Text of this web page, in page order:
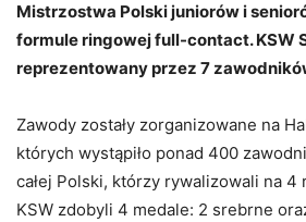
Mistrzostwa Polski juniorów i
formule ringowej full-contact. KSW
reprezentowany przez 7
Zawody zostały zorganizowane na
których wystąpiło ponad 400
całej Polski, którzy rywalizowali na
KSW zdobyli 4 medale: 2 srebrne